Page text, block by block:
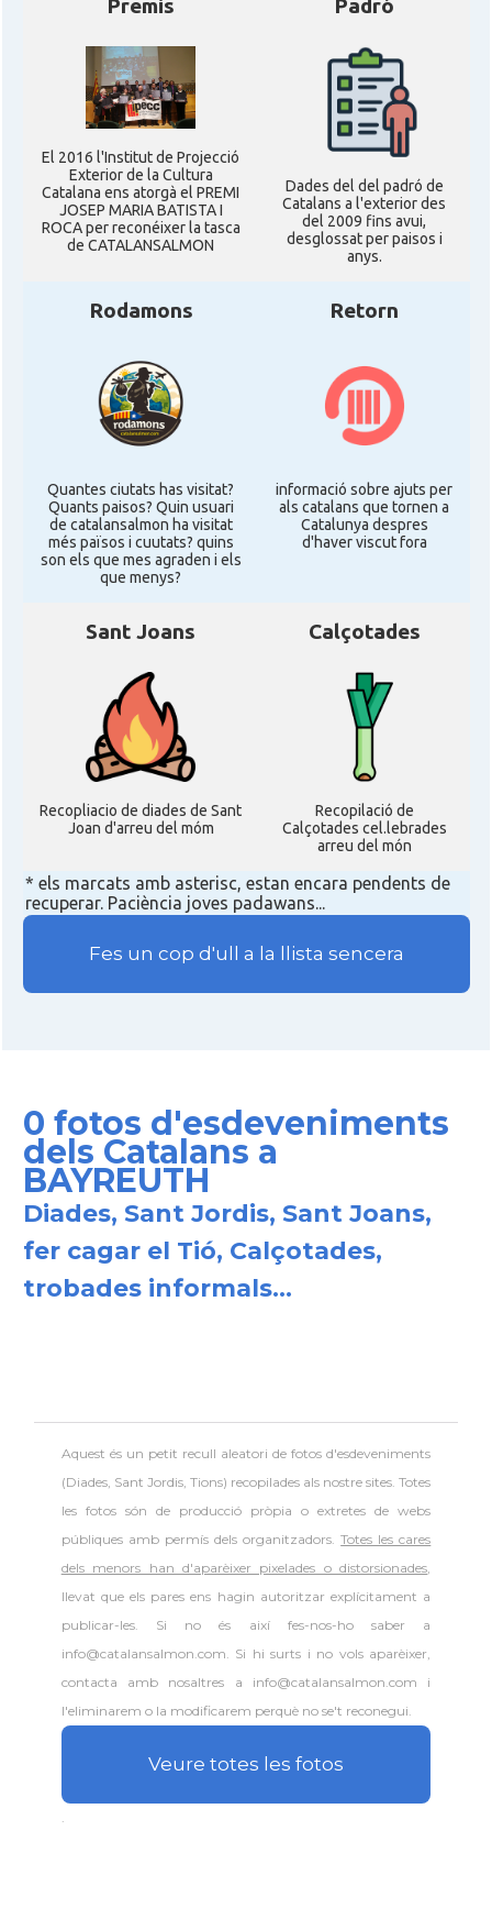
Premis
El 2016 l'Institut de Projecció
Exterior de la Cultura
Catalana ens atorgà el PREMI
JOSEP MARIA BATISTA I
ROCA per reconéixer la tasca
de CATALANSALMON
Padró
Dades del del padró de
Catalans a l'exterior des
del 2009 fins avui,
desglossat per paisos i
anys.
Rodamons
Quantes ciutats has visitat?
Quants paisos? Quin usuari
de catalansalmon ha visitat
més països i cuutats? quins
son els que mes agraden i els
que menys?
Retorn
informació sobre ajuts per
als catalans que tornen a
Catalunya despres
d'haver viscut fora
Sant Joans
Recopliacio de diades de Sant
Joan d'arreu del móm
Calçotades
Recopilació de
Calçotades cel.lebrades
arreu del món
* els marcats amb asterisc, estan encara pendents de
recuperar. Paciència joves padawans...
Fes un cop d'ull a la llista sencera
0 fotos d'esdeveniments
dels Catalans a
BAYREUTH
Diades, Sant Jordis, Sant Joans,
fer cagar el Tió, Calçotades,
trobades informals...
Aquest és un petit recull aleatori defotos d'esdeveniments
(Diades, Sant Jordis, Tions) recopilades als nostre sites. Totes
les fotos són de producció pròpia o extretes de webs
públiques amb permís dels organitzadors.Totes les cares
dels menors han d'aparèixer pixelades o distorsionades,
llevat que els pares ens hagin autoritzar explícitament a
publicar-les. Si no és així fes-nos-ho saber a
info@catalansalmon.com. Si hi surts i no vols aparèixer,
contacta amb nosaltres a info@catalansalmon.com i
l'eliminarem o la modificarem perquè no se't reconegui.
Veure totes les fotos